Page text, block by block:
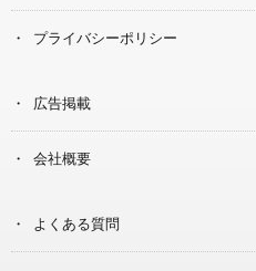
プライバシーポリシー
広告掲載
会社概要
よくある質問